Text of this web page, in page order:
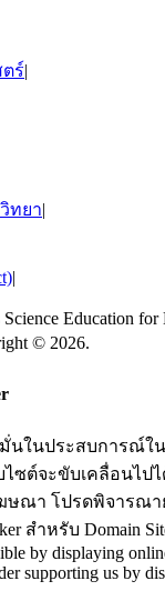
ร์|
ทยา|
|
Education for
© 2026.
มั่นในประสบการณ์
ไซต์จะขับเคลื่อนไป
ณา โปรดพิจารณา
สำหรับ Domain
by displaying
supporting us by